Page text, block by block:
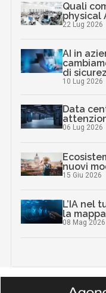
Quali
physical
22 Lug 2026
AI in
di
10 Lug 2026
Data
06 Lug 2026
nuovi
15 Giu 2026
L’IA nel
la
08 Mag 2026